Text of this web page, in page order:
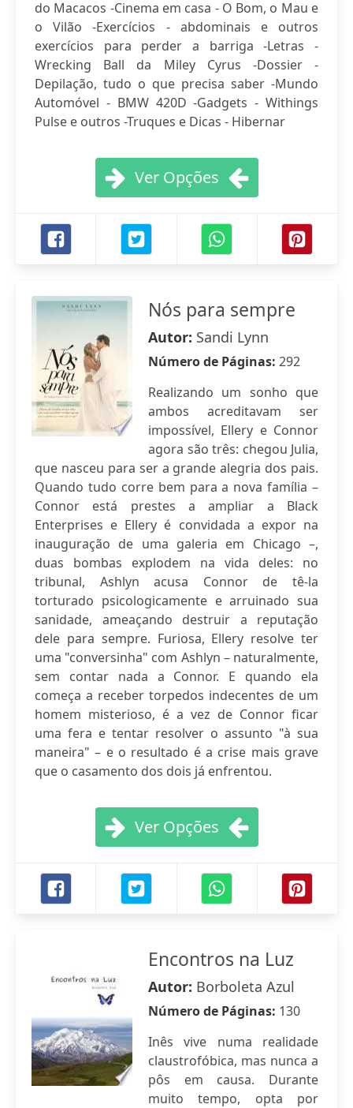
do Macacos -Cinema em casa - O Bom, o Mau e
o Vilão -Exercícios - abdominais e outros
exercícios para perder a barriga -Letras -
Wrecking Ball da Miley Cyrus -Dossier -
Depilação, tudo o que precisa saber -Mundo
Automóvel - BMW 420D -Gadgets - Withings
Pulse e outros -Truques e Dicas - Hibernar
Ver Opções
Nós para sempre
Autor: Sandi Lynn
Número de Páginas: 292
Realizando um sonho que
ambos acreditavam ser
impossível, Ellery e Connor
agora são três: chegou Julia,
que nasceu para ser a grande alegria dos pais.
Quando tudo corre bem para a nova família –
Connor está prestes a ampliar a Black
Enterprises e Ellery é convidada a expor na
inauguração de uma galeria em Chicago –,
duas bombas explodem na vida deles: no
tribunal, Ashlyn acusa Connor de tê-la
torturado psicologicamente e arruinado sua
sanidade, ameaçando destruir a reputação
dele para sempre. Furiosa, Ellery resolve ter
uma "conversinha" com Ashlyn – naturalmente,
sem contar nada a Connor. E quando ela
começa a receber torpedos indecentes de um
homem misterioso, é a vez de Connor ficar
uma fera e tentar resolver o assunto "à sua
maneira" – e o resultado é a crise mais grave
que o casamento dos dois já enfrentou.
Ver Opções
Encontros na Luz
Autor: Borboleta Azul
Número de Páginas: 130
Inês vive numa realidade
claustrofóbica, mas nunca a
pôs em causa. Durante
muito tempo, opta por